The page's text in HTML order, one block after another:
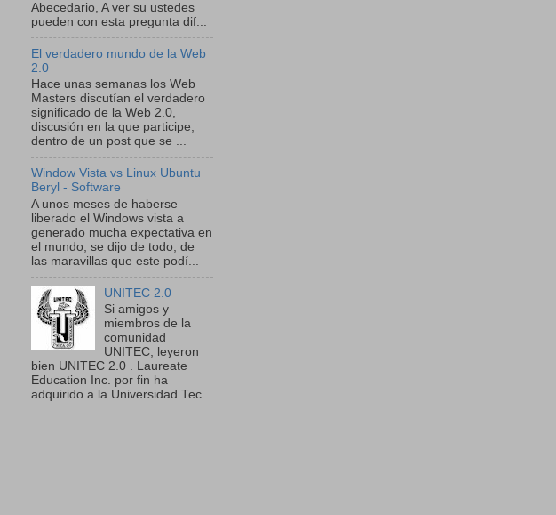
Abecedario, A ver su ustedes
pueden con esta pregunta dif...
El verdadero mundo de la Web
2.0
Hace unas semanas los Web
Masters discutían el verdadero
significado de la Web 2.0,
discusión en la que participe,
dentro de un post que se ...
Window Vista vs Linux Ubuntu
Beryl - Software
A unos meses de haberse
liberado el Windows vista a
generado mucha expectativa en
el mundo, se dijo de todo, de
las maravillas que este podí...
UNITEC 2.0
Si amigos y
miembros de la
comunidad
UNITEC, leyeron
bien UNITEC 2.0 . Laureate
Education Inc. por fin ha
adquirido a la Universidad Tec...